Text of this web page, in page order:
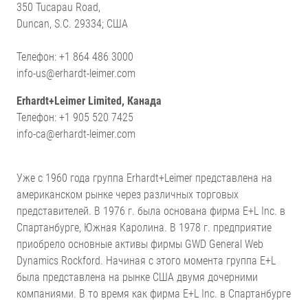
350 Tucapau Road,
Duncan, S.C. 29334; США
Телефон: +1 864 486 3000
info-us@erhardt-leimer.com
Erhardt+Leimer Limited, Канада
Телефон: +1 905 520 7425
info-ca@erhardt-leimer.com
Уже с 1960 года группа Erhardt+Leimer представлена на
американском рынке через различных торговых
представителей. В 1976 г. была основана фирма E+L Inc. в
Спартанбурге, Южная Каролина. В 1978 г. предприятие
приобрело основные активы фирмы GWD General Web
Dynamics Rockford. Начиная с этого момента группа E+L
была представлена на рынке США двумя дочерними
компаниями. В то время как фирма E+L Inc. в Спартанбурге